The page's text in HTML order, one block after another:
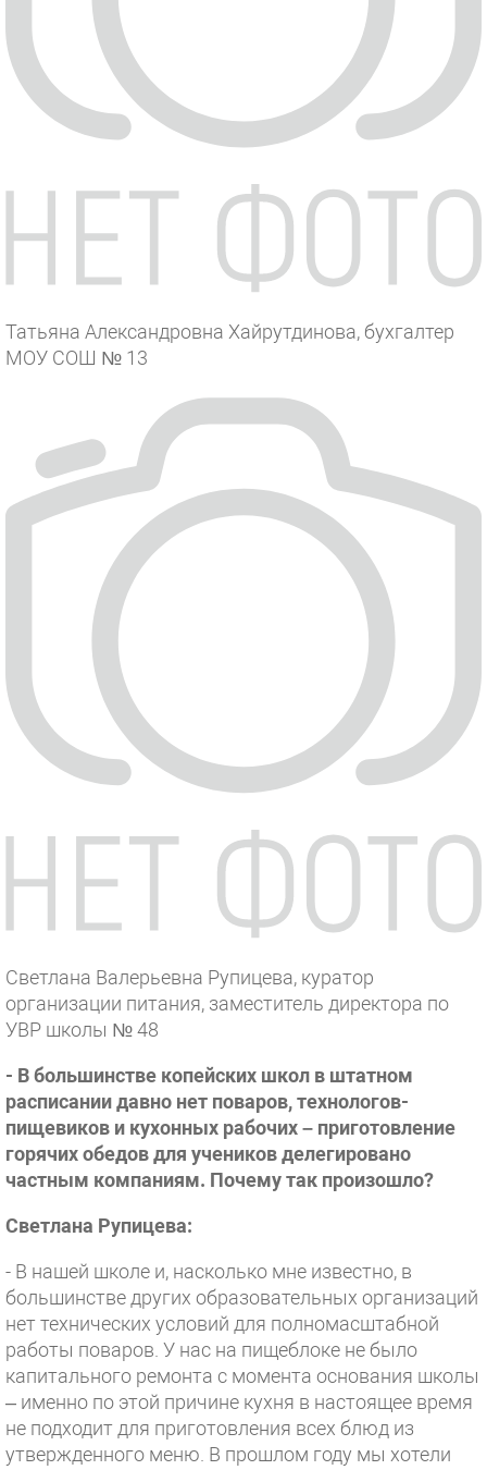
Татьяна Александровна Хайрутдинова, бухгалтер
МОУ СОШ № 13
Светлана Валерьевна Рупицева, куратор
организации питания, заместитель директора по
УВР школы № 48
- В большинстве копейских школ в штатном
расписании давно нет поваров, технологов-
пищевиков и кухонных рабочих – приготовление
горячих обедов для учеников делегировано
частным компаниям. Почему так произошло?
Светлана Рупицева:
- В нашей школе и, насколько мне известно, в
большинстве других образовательных организаций
нет технических условий для полномасштабной
работы поваров. У нас на пищеблоке не было
капитального ремонта с момента основания школы
– именно по этой причине кухня в настоящее время
не подходит для приготовления всех блюд из
утвержденного меню. В прошлом году мы хотели